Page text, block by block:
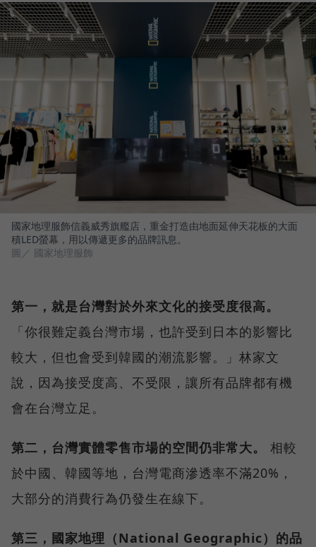
國家地理服飾信義威秀旗艦店，重金打造由地面延伸天花板的大面
積LED螢幕，用以傳遞更多的品牌訊息。
圖／ 國家地理服飾
第一，就是台灣對於外來文化的接受度很高。
「你很難定義台灣市場，也許受到日本的影響比
較大，但也會受到韓國的潮流影響。」林家文
說，因為接受度高、不受限，讓所有品牌都有機
會在台灣立足。
第二，台灣實體零售市場的空間仍非常大。
相較
於中國、韓國等地，台灣電商滲透率不滿20%，
大部分的消費行為仍發生在線下。
第三，國家地理（National Geographic）的品